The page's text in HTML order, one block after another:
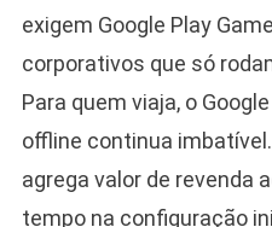
exigem Google Play
corporativos que só
Para quem viaja, o
offline continua
agrega valor de revenda
tempo na configuração